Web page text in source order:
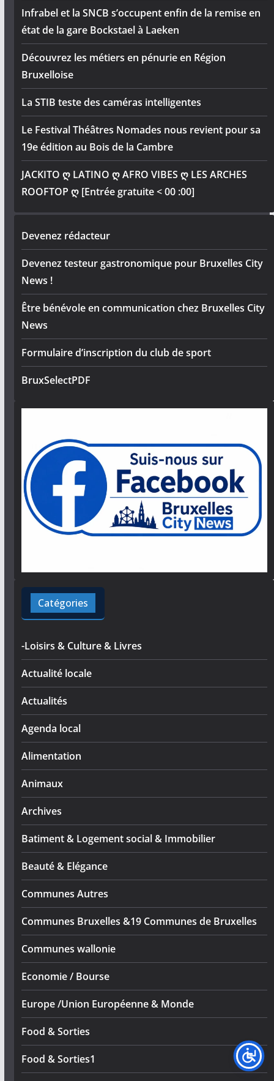
Infrabel et la SNCB s’occupent enfin de la remise en
état de la gare Bockstael à Laeken
Découvrez les métiers en pénurie en Région
Bruxelloise
La STIB teste des caméras intelligentes
Le Festival Théâtres Nomades nous revient pour sa
19e édition au Bois de la Cambre
JACKITO ღ LATINO ღ AFRO VIBES ღ LES ARCHES
ROOFTOP ღ [Entrée gratuite < 00 :00]
Devenez rédacteur
Devenez testeur gastronomique pour Bruxelles City
News !
Être bénévole en communication chez Bruxelles City
News
Formulaire d’inscription du club de sport
BruxSelectPDF
Catégories
-Loisirs & Culture & Livres
Actualité locale
Actualités
Agenda local
Alimentation
Animaux
Archives
Batiment & Logement social & Immobilier
Beauté & Elégance
Communes Autres
Communes Bruxelles &19 Communes de Bruxelles
Communes wallonie
Economie / Bourse
Europe /Union Européenne & Monde
Food & Sorties
Food & Sorties1